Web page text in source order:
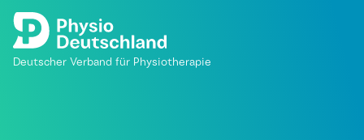
Deutscher Verband für Physiotherapie